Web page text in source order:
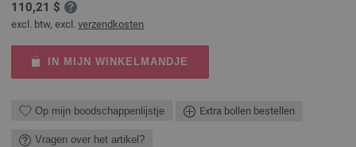
110,21 $
excl. btw, excl. verzendkosten
IN MIJN WINKELMANDJE
Op mijn boodschappenlijstje Extra bollen bestellen
Vragen over het artikel?